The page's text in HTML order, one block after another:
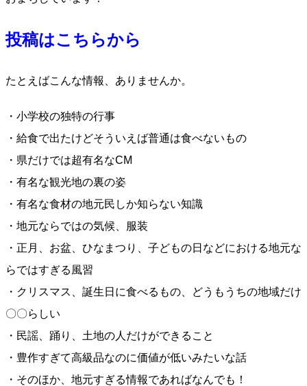
投稿はこちらから
たとえばこんな情報、ありませんか。
・小学校の独特の行事
・給食で出たけどそういえば普通は食べないもの
・県だけでは超有名なCM
・有名な観光地の裏の姿
・有名な食材の地元民しか知らない知識
・地元ならではの気候、服装
・正月、お盆、ひなまつり、子どもの日などにおける地元な
らではすぎる風習
・クリスマス、誕生日に食べるもの、どうもうちの地域だけ
〇〇らしい
・民謡、踊り、土地の人だけができること
・豊作すぎて高級品なのに価値が低いみたいな話
・そのほか、地元すぎる情報であればなんでも！